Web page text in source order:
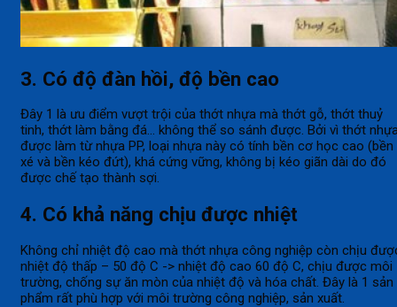
3. Có độ đàn hồi, độ bền cao
Đây 1 là ưu điểm vượt trội của thớt nhựa mà thớt gỗ, thớt thuỷ
tinh, thớt làm bằng đá… không thể so sánh được. Bởi vì thớt
được làm từ nhựa PP, loại nhựa này có tính bền cơ học cao (bền
xé và bền kéo đứt), khá cứng vững, không bị kéo giãn dài do đó
được chế tạo thành sợi.
4. Có khả năng chịu được nhiệt
Không chỉ nhiệt độ cao mà thớt nhựa công nghiệp còn chịu
nhiệt độ thấp – 50 độ C -> nhiệt độ cao 60 độ C, chịu được môi
trường, chống sự ăn mòn của nhiệt độ và hóa chất. Đây là 1 sản
phẩm rất phù hợp với môi trường công nghiệp, sản xuất.